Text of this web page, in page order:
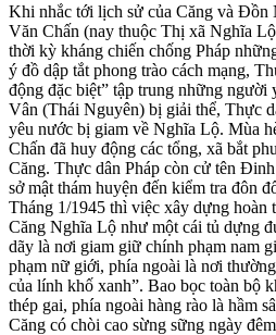
Khi nhắc tới lịch sử của Căng và Đồn
Văn Chấn (nay thuộc Thị xã Nghĩa
thời kỳ kháng chiến chống Pháp
ý đồ dập tắt phong trào cách mạng,
động đặc biệt” tập trung những người
Vân (Thái Nguyên) bị giải thể, Thực
yêu nước bị giam về Nghĩa Lộ. Mùa
Chấn đã huy động các tổng, xã bắt
Căng. Thực dân Pháp còn cử tên
sở mật thám huyện đến kiểm tra đôn
Tháng 1/1945 thì việc xây dựng hoàn
Căng Nghĩa Lộ như một cái tủ dựng
dãy là nơi giam giữ chính phạm nam
phạm nữ giới, phía ngoài là nơi
của lính khố xanh”. Bao bọc toàn bộ
thép gai, phía ngoài hàng rào là hầm
Căng có chòi cao sừng sững ngày